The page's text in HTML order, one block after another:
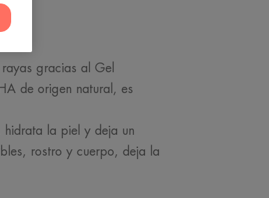
gracias al Gel
de origen natural, es
hidrata la piel y deja un
rostro y cuerpo, deja la